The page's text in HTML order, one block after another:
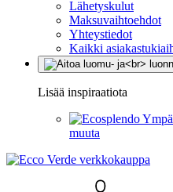
Lähetyskulut
Maksuvaihtoehdot
Yhteystiedot
Kaikki
Lisää inspiraatiota
muuta